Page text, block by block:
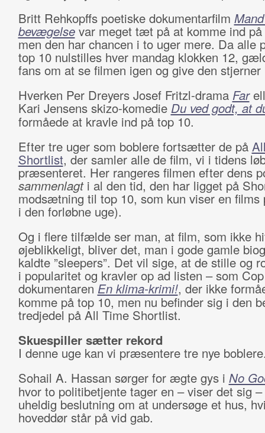
Britt Rehkopffs poetiske dokumentarfilm
bevægelse var meget tæt på at komme ind på
men den har chancen i to uger mere. Da alle
top 10 nulstilles hver mandag klokken 12,
fans om at se filmen igen og give den stjerner
Hverken Per Dreyers Josef Fritzl-drama Far
Kari Jensens skizo-komedie Du ved godt, at
formåede at kravle ind på top 10.
Efter tre uger som boblere fortsætter de på
Shortlist, der samler alle de film, vi i tidens
præsenteret. Her rangeres filmen efter dens
sammenlagti al den tid, den har ligget på
modsætning til top 10, som kun viser en films
i den forløbne uge).
Og i flere tilfælde ser man, at film, som ikke
øjeblikkeligt, bliver det, man i gode gamle
kaldte ”sleepers”. Det vil sige, at de stille og
i popularitet og kravler op ad listen – som
dokumentarenEn klima-krimi!, der ikke
komme på top 10, men nu befinder sig i den
tredjedel på All Time Shortlist.
Skuespiller sætter rekord
I denne uge kan vi præsentere tre nye
Sohail A. Hassan sørger for ægte gys i No
hvor to politibetjente tager en – viser det sig
uheldig beslutning om at undersøge et hus,
hoveddør står på vid gab.